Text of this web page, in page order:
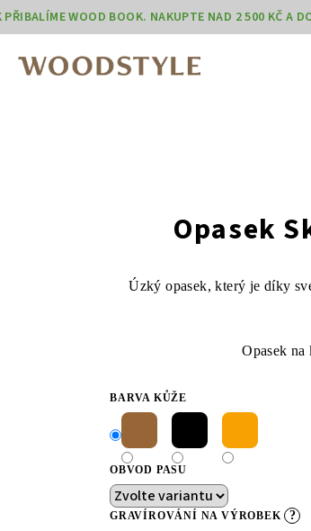
WOOD BOOK. NAKUPTE NAD 2 500 KČ A
Opasek
Úzký opasek, který je díky
Opasek na
BARVA KŮŽE
OBVOD PASU
GRAVÍROVÁNÍ NA VÝROBEK ?